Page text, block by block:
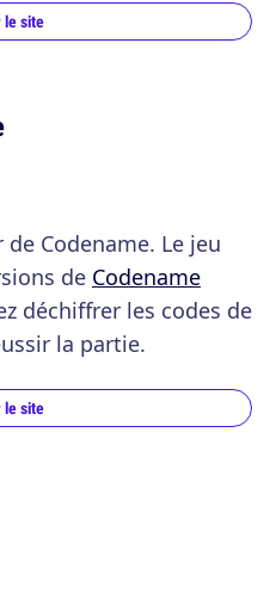
le site
Codename. Le jeu
de Codename
déchiffrer les codes de
la partie.
le site